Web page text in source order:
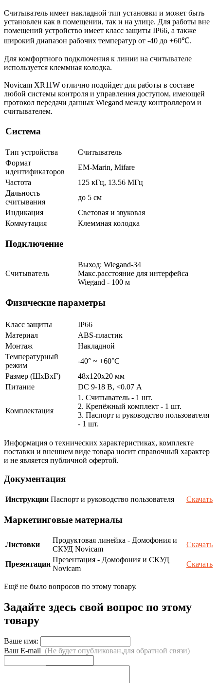
Считыватель имеет накладной тип установки и может быть
установлен как в помещении, так и на улице. Для работы вне
помещений устройство имеет класс защиты IP66, а также
широкий диапазон рабочих температур от -40 до +60℃.
Для комфортного подключения к линии на считывателе
используется клеммная колодка.
Novicam XR11W отлично подойдет для работы в составе
любой системы контроля и управления доступом, имеющей
протокол передачи данных Wiegand между контроллером и
считывателем.
Система
Тип устройства
Считыватель
Формат
идентификаторов
EM-Marin, Mifare
Частота
125 кГц, 13.56 МГц
Дальность
считывания
до 5 см
Индикация
Световая и звуковая
Коммутация
Клеммная колодка
Подключение
Считыватель
Выход: Wiegand-34
Макс.расстояние для интерфейса
Wiegand - 100 м
Физические параметры
Класс защиты
IP66
Материал
ABS-пластик
Монтаж
Накладной
Температурный
режим
-40° ~ +60°С
Размер (ШxВxГ)
48x120x20 мм
Питание
DC 9-18 В, <0.07 А
Комплектация
1. Считыватель - 1 шт.
2. Крепёжный комплект - 1 шт.
3. Паспорт и руководство пользователя
- 1 шт.
Информация о технических характеристиках, комплекте
поставки и внешнем виде товара носит справочный характер
и не является публичной офертой.
Документация
Инструкции Паспорт и руководство пользователя Скачать
Маркетинговые материалы
Листовки
Продуктовая линейка - Домофония и
СКУД Novicam
Скачать
Презентации
Презентация - Домофония и СКУД
Novicam
Скачать
Ещё не было вопросов по этому товару.
Задайте здесь свой вопрос по этому
товару
Ваше имя:
Ваш E-mail (Не будет опубликован,для обратной связи)